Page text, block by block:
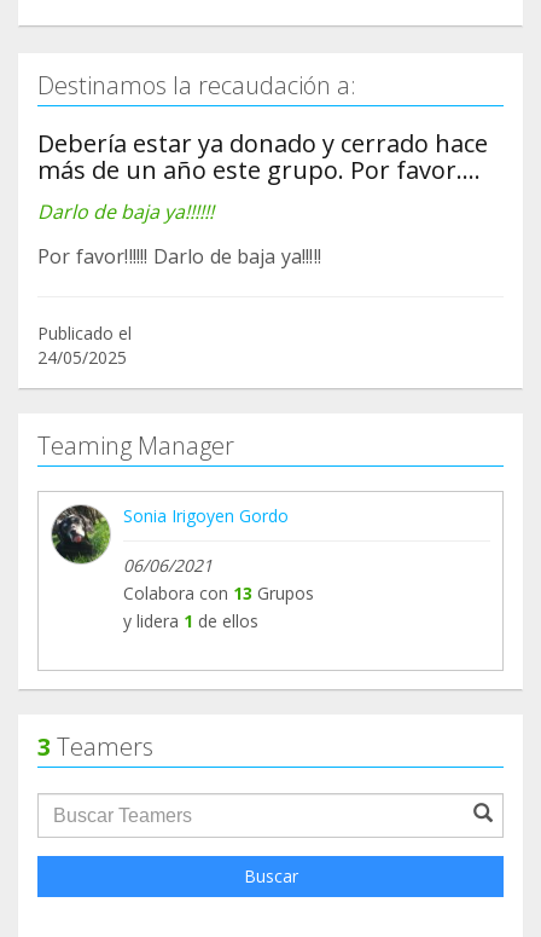
Destinamos la recaudación a:
Debería estar ya donado y cerrado hace
más de un año este grupo. Por favor....
Darlo de baja ya!!!!!!
Por favor!!!!!! Darlo de baja ya!!!!!
Publicado el
24/05/2025
Teaming Manager
Sonia Irigoyen Gordo
06/06/2021
Colabora con 13 Grupos
y lidera 1 de ellos
3 Teamers
groupProfile.searchForm.search.text???
Buscar